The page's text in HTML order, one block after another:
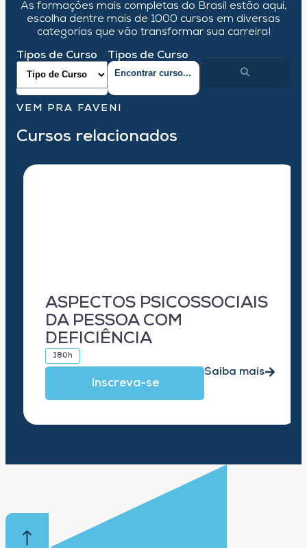
As formações mais completas do Brasil estão aqui,
escolha dentre mais de 1000 cursos em diversas
categorias que vão transformar sua carreira!
Tipos de Curso Tipos de Curso
VEM PRA FAVENI
Cursos relacionados
ASPECTOS PSICOSSOCIAIS
DA PESSOA COM
DEFICIÊNCIA
180h
Inscreva-se
Saiba mais